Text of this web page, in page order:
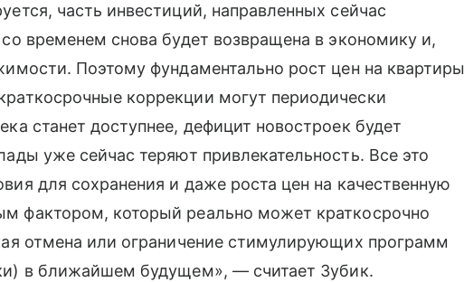
часть инвестиций, направленных сейчас
временем снова будет возвращена в экономику и,
Поэтому фундаментально рост цен на квартиры
коррекции могут периодически
станет доступнее, дефицит новостроек будет
уже сейчас теряют привлекательность. Все это
для сохранения и даже роста цен на качественную
фактором, который реально может краткосрочно
отмена или ограничение стимулирующих программ
в ближайшем будущем», — считает Зубик.